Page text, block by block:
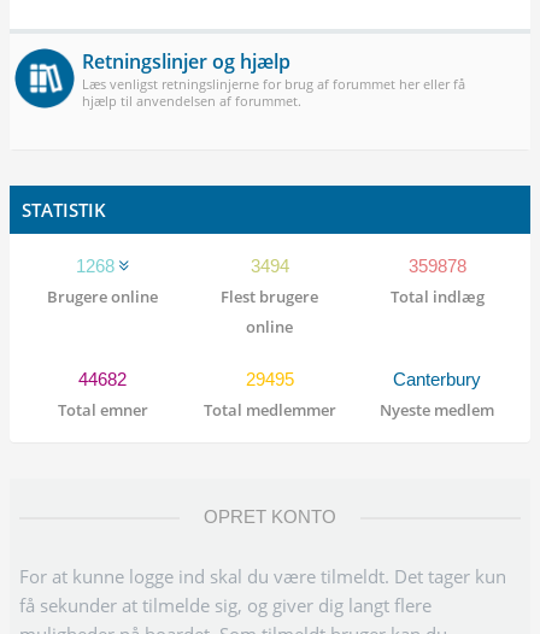
Retningslinjer og hjælp
Læs venligst retningslinjerne for brug af forummet her eller få
hjælp til anvendelsen af forummet.
STATISTIK
1268
Brugere online
3494
Flest brugere
online
359878
Total indlæg
44682
Total emner
29495
Total medlemmer
Canterbury
Nyeste medlem
OPRET KONTO
For at kunne logge ind skal du være tilmeldt. Det tager kun
få sekunder at tilmelde sig, og giver dig langt flere